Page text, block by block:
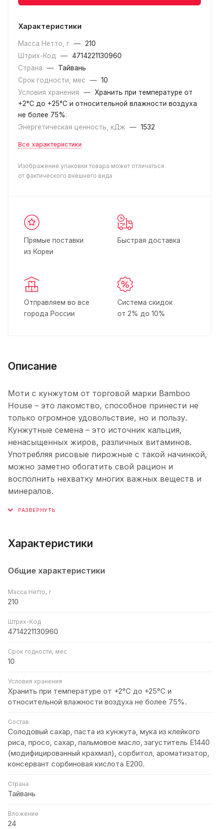
Характеристики
Масса Нетто, г — 210
Штрих-Код
—
4714221130960
Страна
—
Тайвань
Срок годности, мес
— 10
Условия хранения
— Хранить при температуре от
+2°С до +25°С и относительной влажности воздуха
не более 75%.
Энергетическая ценность, кДж
— 1532
Все характеристики
Изображение упаковки товара может отличаться
от фактического внешнего вида
Прямые поставки
из Кореи
Быстрая доставка
Отправляем во все
города России
Система скидок
от 2% до 10%
Описание
Моти с кунжутом от торговой марки Bamboo
House – это лакомство, способное принести не
только огромное удовольствие, но и пользу.
Кунжутные семена – это источник кальция,
ненасыщенных жиров, различных витаминов.
Употребляя рисовые пирожные с такой начинкой,
можно заметно обогатить свой рацион и
восполнить нехватку многих важных веществ и
минералов.
Характеристики
Общие характеристики
Масса Нетто, г
210
Штрих-Код
4714221130960
Срок годности, мес
10
Условия хранения
Хранить при температуре от +2°С до +25°С и
относительной влажности воздуха не более 75%.
Состав
Солодовый сахар, паста из кунжута, мука из клейкого
риса, просо, сахар, пальмовое масло, загуститель Е1440
(модифицированный крахмал), сорбитол, ароматизатор,
консервант сорбиновая кислота Е200.
Страна
Тайвань
Вложение
24